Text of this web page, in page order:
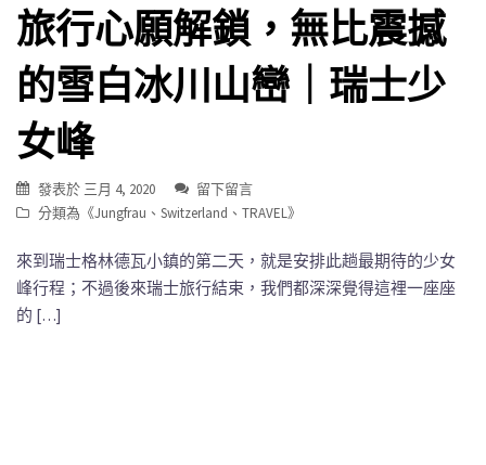
旅行心願解鎖，無比震撼
的雪白冰川山巒｜瑞士少
女峰
發表於 三月 4, 2020
留下留言
分類為《Jungfrau 、 Switzerland 、 TRAVEL》
來到瑞士格林德瓦小鎮的第二天，就是安排此趟最期待的少女
峰行程；不過後來瑞士旅行結束，我們都深深覺得這裡一座座
的 […]